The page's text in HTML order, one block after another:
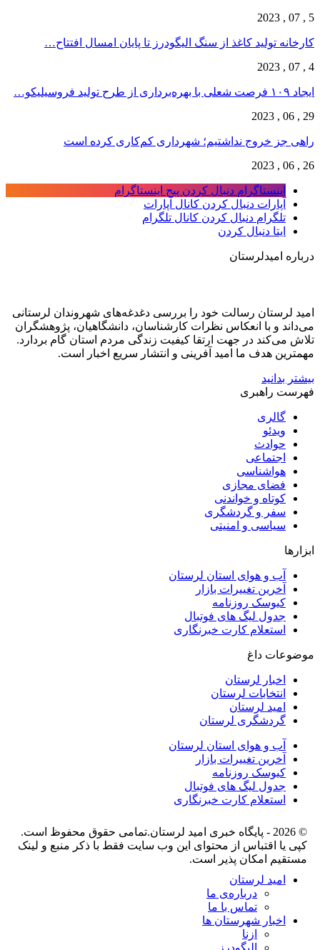
5 , 07 , 2023
کارخانه تولید کاغذ از سنگ الیگودرز تا پایان امسال افتتاح…
4 , 07 , 2023
ایجاد ۱۰۹ فرصت شعلی با بهره‌برداری از طرح تولید فروسیلیکو…
29 , 06 , 2023
راهی جز خروج نداشتیم؛ شهرداری کم‌کاری کرده است
26 , 06 , 2023
اینستاگرام دنبال کردن پیج اینستاگرام
آپارات دنبال کردن کانال آپارات
تلگرام دنبال کردن کانال تلگرام
ایتا دنبال کردن
درباره امیدلرستان
امید لرستان رسالت خود را بررسی دغدغه‌های شهروندان لرستانی
می‌داند و با انعکاس نظرات کارشناسان، دانشگاهیان، پژوهشگران
تلاش می‌کند در جهت ارتقا کیفیت زندگی مردم استان گام بردارد.
مهمترین هدف ما امید آفرینی و انتشار سریع اخبار است.
بیشتر بدانید
فهرست راهبری
گالری
ویدئو
حوادث
اجتماعی
هواشناسی
فضای مجازی
کوتاه و خواندنی
سفر و گردشگری
سیاسی و امنیتی
ابزارها
آب و هوای استان لرستان
آخرین تغییرات بازار
کیوسک روزنامه
جدول لیگ های فوتبال
استعلام کارت خبرنگاری
موضوعات داغ
اخبار لرستان
انتخابات لرستان
امید لرستان
گردشگری لرستان
آب و هوای استان لرستان
آخرین تغییرات بازار
کیوسک روزنامه
جدول لیگ های فوتبال
استعلام کارت خبرنگاری
© 2026 - پایگاه خبری اميد لرستان.تمامی حقوق محفوظ است.
کپی یا اقتباس از محتوای این وب سایت فقط با ذکر منبع و لینک
مستقیم امکان پذیر است.
امید لرستان
درباره‌ی ما
تماس با ما
اخبار شهرستان ها
ازنا
الیگودرز